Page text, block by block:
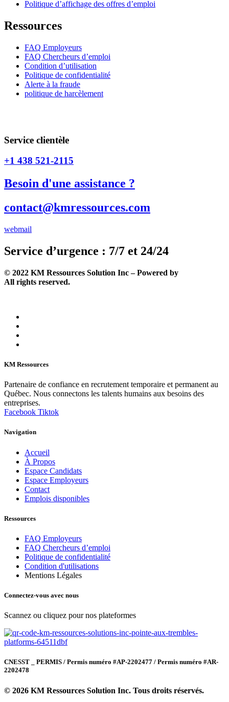
Politique d’affichage des offres d’emploi
Ressources
FAQ Employeurs
FAQ Chercheurs d’emploi
Condition d’utilisation
Politique de confidentialité
Alerte à la fraude
politique de harcèlement
Service clientèle
+1 438 521-2115
Besoin d'une assistance ?
contact@kmressources.com
webmail
Service d’urgence : 7/7 et 24/24
© 2022 KM Ressources Solution Inc – Powered by
All rights reserved.
KM Ressources
Partenaire de confiance en recrutement temporaire et permanent au
Québec. Nous connectons les talents humains aux besoins des
entreprises.
Facebook Tiktok
Navigation
Accueil
À Propos
Espace Candidats
Espace Employeurs
Contact
Emplois disponibles
Ressources
FAQ Employeurs
FAQ Chercheurs d’emploi
Politique de confidentialité
Condition d'utilisations
Mentions Légales
Connectez-vous avec nous
Scannez ou cliquez pour nos plateformes
CNESST _ PERMIS / Permis numéro #AP-2202477 / Permis numéro #AR-
2202478
© 2026 KM Ressources Solution Inc. Tous droits réservés.